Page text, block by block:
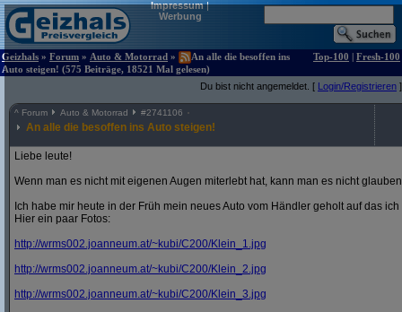
Impressum|
Werbung
Geizhals » Forum » Auto & Motorrad »
An alle die besoffen ins
Auto steigen! (575 Beiträge, 18521 Mal gelesen)
Top-100 | Fresh-100
Du bist nicht angemeldet. [ Login/Registrieren ]
^ Forum Auto & Motorrad #2741106
An alle die besoffen ins Auto steigen!
Liebe leute!
Wenn man es nicht mit eigenen Augen miterlebt hat, kann man es nicht
Ich habe mir heute in der Früh mein neues Auto vom Händler geholt auf das
Hier ein paar Fotos:
http://wrms002.joanneum.at/~kubi/C200/Klein_1.jpg
http://wrms002.joanneum.at/~kubi/C200/Klein_2.jpg
http://wrms002.joanneum.at/~kubi/C200/Klein_3.jpg